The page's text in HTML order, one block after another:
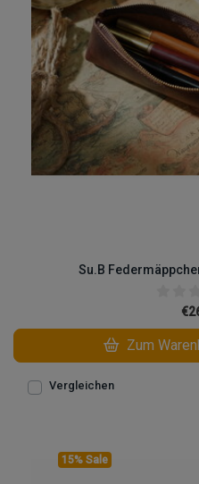
Su.B
Zum
Vergleichen
15% Sale